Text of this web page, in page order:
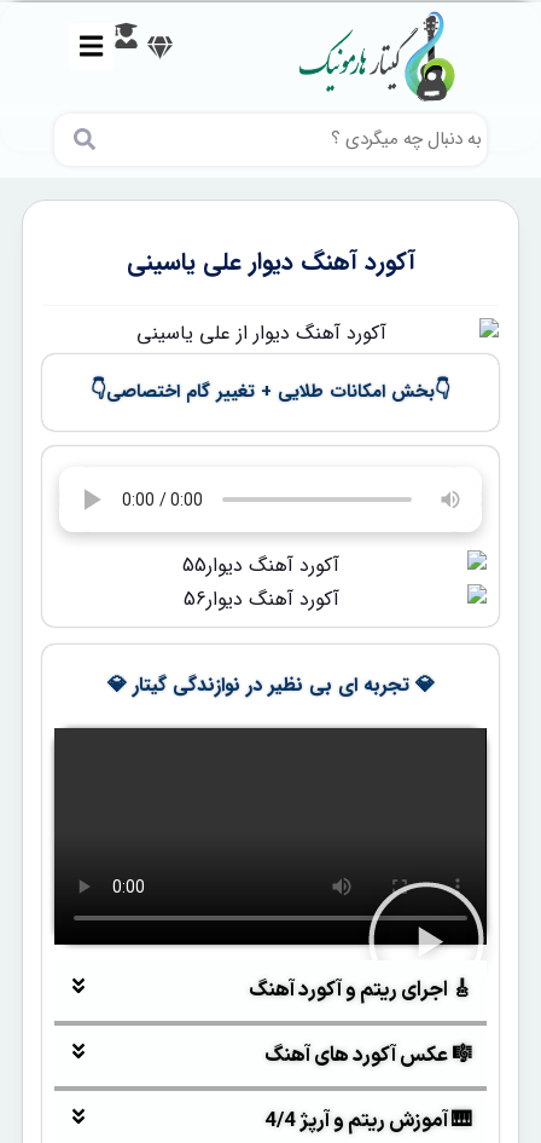
آکورد آهنگ دیوار علی یاسینی
👇بخش امکانات طلایی + تغییر گام اختصاصی👇
💎 تجربه ای بی نظیر در نوازندگی گیتار 💎
🎸 اجرای ریتم و آکورد آهنگ
🎼 عکس آکورد های آهنگ
🎹 آموزش ریتم و آرپژ 4/4